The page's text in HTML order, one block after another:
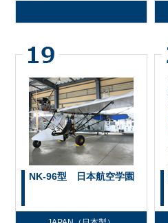
NK-96型 日本航空学園